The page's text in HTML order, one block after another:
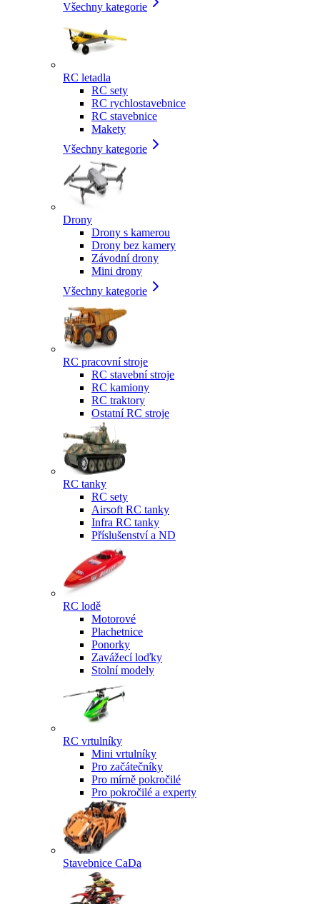
Všechny kategorie
RC letadla
RC sety
RC rychlostavebnice
RC stavebnice
Makety
Všechny kategorie
Drony
Drony s kamerou
Drony bez kamery
Závodní drony
Mini drony
Všechny kategorie
RC pracovní stroje
RC stavební stroje
RC kamiony
RC traktory
Ostatní RC stroje
RC tanky
RC sety
Airsoft RC tanky
Infra RC tanky
Příslušenství a ND
RC lodě
Motorové
Plachetnice
Ponorky
Zavážecí loďky
Stolní modely
RC vrtulníky
Mini vrtulníky
Pro začátečníky
Pro mírně pokročilé
Pro pokročilé a experty
Stavebnice CaDa